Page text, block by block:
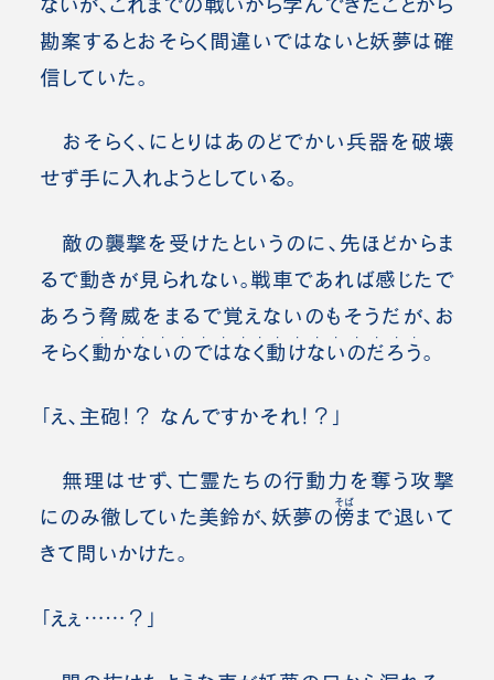
ないが、これまでの戦いから学んできたことから
勘案するとおそらく間違いではないと妖夢は確
信していた。
おそらく、にとりはあのどでかい兵器を破壊
せず手に入れようとしている。
敵の襲撃を受けたというのに、先ほどからま
るで動きが見られない。戦車であれば感じたで
あろう脅威をまるで覚えないのもそうだが、お
そらく 動
・
か
・
な
・
い
・
の
・
で
・
は
・
な
・
く
・
動
・
け
・
ない
・・
の
・
だ
・
ろ
・
う
・
。
「え、主砲！？ なんですかそれ！？」
無理はせず、亡霊たちの行動力を奪う攻撃
にのみ徹していた美鈴が、妖夢の傍
そば
まで退いて
きて問いかけた。
「えぇ……？」